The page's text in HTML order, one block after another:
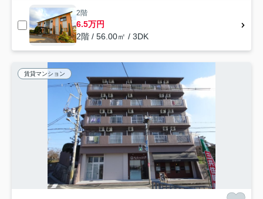
2階
6.5万円
2階 / 56.00㎡ / 3DK
賃貸マンション